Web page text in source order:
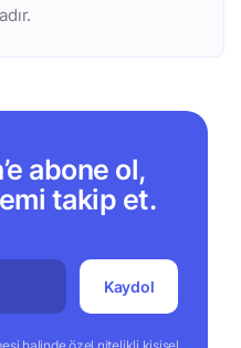
abone ol,
takip et.
Kaydol